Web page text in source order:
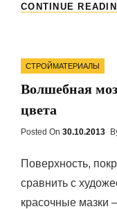
CONTINUE
Categories
СТРОЙМАТЕРИАЛЫ
Волшебная
цвета
Posted On Posted
30.10.2013
Поверхность,
сравнить с
красочные мазки